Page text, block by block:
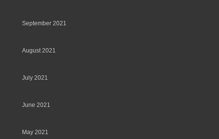
September 2021
August 2021
July 2021
June 2021
May 2021